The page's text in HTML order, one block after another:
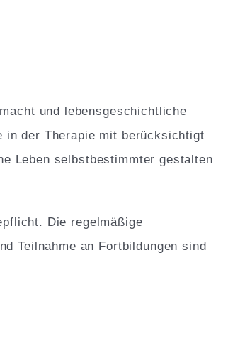
und lebensgeschichtliche
in der Therapie mit berücksichtigt
Leben selbstbestimmter gestalten
Die regelmäßige
Teilnahme an Fortbildungen sind